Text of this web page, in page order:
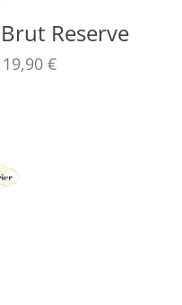
Reserve
€